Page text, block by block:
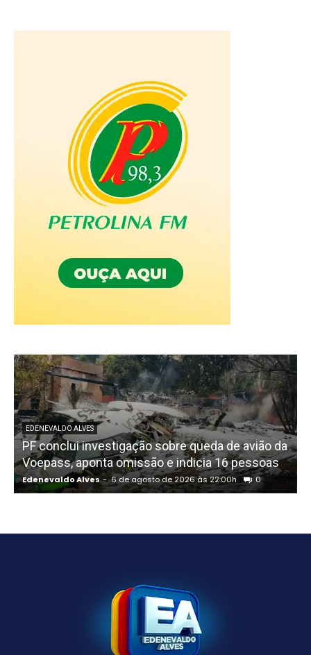
EDENEVALDO ALVES
PF conclui investigação sobre queda de avião da
Voepass, aponta omissão e indicia 16 pessoas
Edenevaldo Alves - 6 de agosto de 2026 às 22:00h 0